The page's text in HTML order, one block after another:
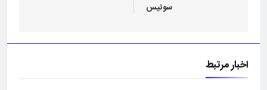
سوئیس
اخبار مرتبط